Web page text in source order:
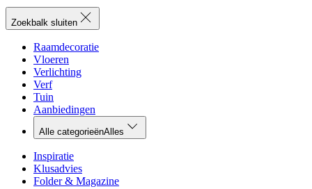
Zoekbalk sluiten
Raamdecoratie
Vloeren
Verlichting
Verf
Tuin
Aanbiedingen
Alle categorieënAlles
Inspiratie
Klusadvies
Folder & Magazine